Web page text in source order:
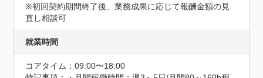
※初回契約期間終了後、業務成果に応じて報酬金額の見
直し相談可
就業時間
コアタイム：09:00〜18:00